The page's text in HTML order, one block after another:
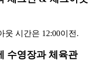
웃 시간은 12:00이전.
수영장과 체육관